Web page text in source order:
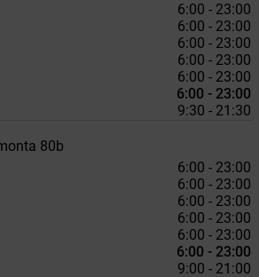
6:00 - 23:00
6:00 - 23:00
6:00 - 23:00
6:00 - 23:00
6:00 - 23:00
6:00 - 23:00
9:30 - 21:30
80b
6:00 - 23:00
6:00 - 23:00
6:00 - 23:00
6:00 - 23:00
6:00 - 23:00
6:00 - 23:00
9:00 - 21:00